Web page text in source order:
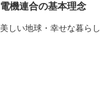
電機連合の基本理念
美しい地球・幸せな暮らし